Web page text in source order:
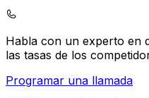
Habla con un experto en
las tasas de los
Programar una llamada